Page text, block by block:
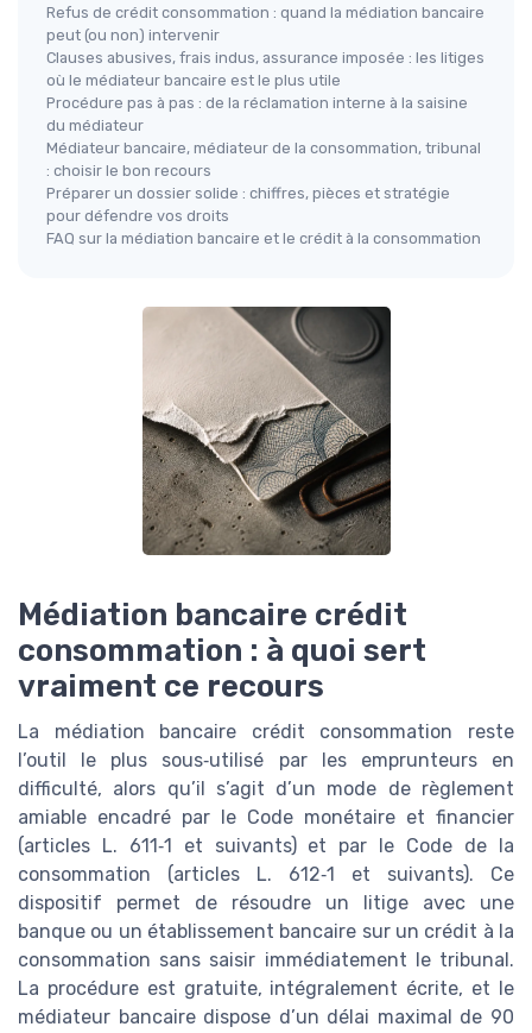
Refus de crédit consommation : quand la médiation bancaire
peut (ou non) intervenir
Clauses abusives, frais indus, assurance imposée : les litiges
où le médiateur bancaire est le plus utile
Procédure pas à pas : de la réclamation interne à la saisine
du médiateur
Médiateur bancaire, médiateur de la consommation, tribunal
: choisir le bon recours
Préparer un dossier solide : chiffres, pièces et stratégie
pour défendre vos droits
FAQ sur la médiation bancaire et le crédit à la consommation
Médiation bancaire crédit
consommation : à quoi sert
vraiment ce recours
La médiation bancaire crédit consommation reste
l’outil le plus sous‑utilisé par les emprunteurs en
difficulté, alors qu’il s’agit d’un mode de règlement
amiable encadré par le Code monétaire et financier
(articles L. 611‑1 et suivants) et par le Code de la
consommation (articles L. 612‑1 et suivants). Ce
dispositif permet de résoudre un litige avec une
banque ou un établissement bancaire sur un crédit à la
consommation sans saisir immédiatement le tribunal.
La procédure est gratuite, intégralement écrite, et le
médiateur bancaire dispose d’un délai maximal de 90